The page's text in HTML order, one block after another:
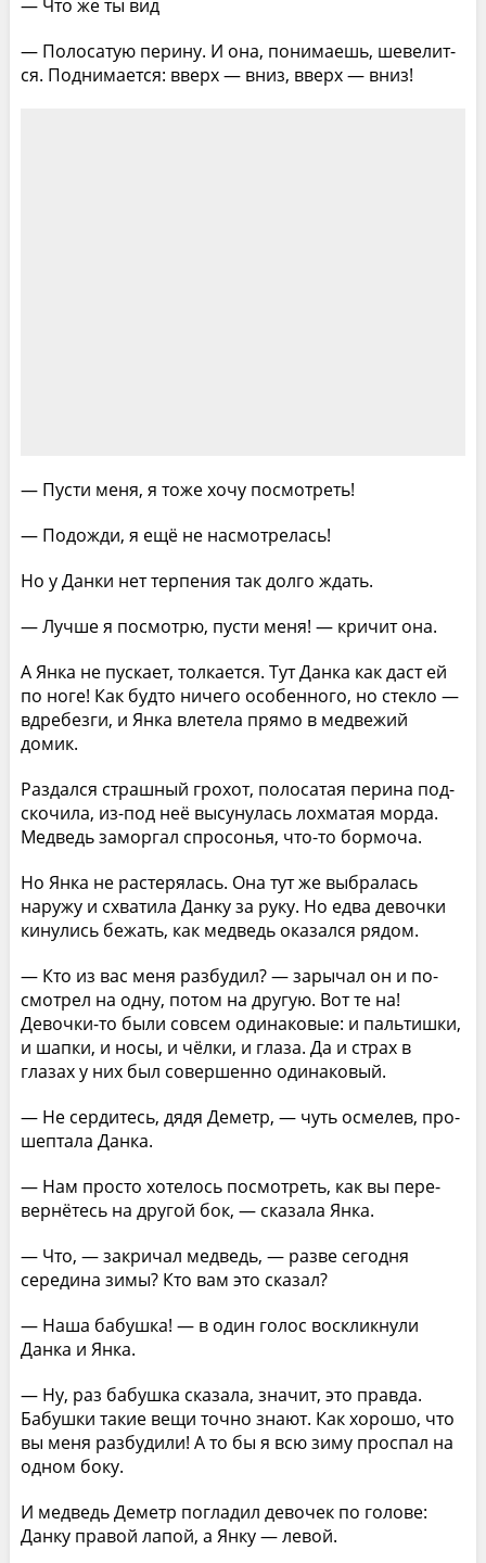
— Что же ты вид
— Полосатую перину. И она, понимаешь, шевелит­
ся. Поднимается: вверх — вниз, вверх — вниз!
— Пусти меня, я тоже хочу посмотреть!
— Подожди, я ещё не насмотрелась!
Но у Данки нет терпения так долго ждать.
— Лучше я посмотрю, пусти меня! — кричит она.
А Янка не пускает, толкается. Тут Данка как даст ей
по ноге! Как будто ничего особенного, но стекло —
вдребезги, и Янка влетела прямо в медвежий
домик.
Раздался страшный грохот, полосатая перина под­
скочила, из-под неё высунулась лохматая морда.
Мед­ведь заморгал спросонья, что-то бормоча.
Но Янка не растерялась. Она тут же выбралась
наружу и схватила Данку за руку. Но едва девочки
кинулись бежать, как медведь оказался рядом.
— Кто из вас меня разбудил? — зарычал он и по­
смотрел на одну, потом на другую. Вот те на!
Девочки-то были совсем одинаковые: и пальтишки,
и шапки, и носы, и чёлки, и глаза. Да и страх в
глазах у них был совершенно одинаковый.
— Не сердитесь, дядя Деметр, — чуть осмелев, про­
шептала Данка.
— Нам просто хотелось посмотреть, как вы пере­
вернётесь на другой бок, — сказала Янка.
— Что, — закричал медведь, — разве сегодня
середи­на зимы? Кто вам это сказал?
— Наша бабушка! — в один голос воскликнули
Данка и Янка.
— Ну, раз бабушка сказала, значит, это правда.
Бабушки такие вещи точно знают. Как хорошо, что
вы меня разбудили! А то бы я всю зиму проспал на
од­ном боку.
И медведь Деметр погладил девочек по голове:
Данку правой лапой, а Янку — левой.